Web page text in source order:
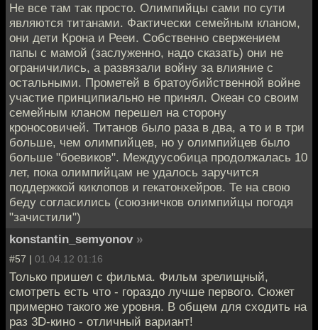
Не все там так просто. Олимпийцы сами по сути
являются титанами. Фактически семейным кланом,
они дети Крона и Рееи. Собственно свержением
папы с мамой (заслуженно, надо сказать) они не
ограничились, а развязали войну за влияние с
остальными. Прометей в братоубийственной войне
участие принципиально не принял. Океан со своим
семейным кланом перешел на сторону
кроносовичей. Титанов было раза в два, а то и в три
больше, чем олимпийцев, но у олимпийцев было
больше "боевиков". Междуусобица продолжалась 10
лет, пока олимпийцам не удалось заручится
поддержкой киклопов и гекатонхейров. Те на свою
беду согласились (союзничков олимпийцы погодя
"зачистили")
konstantin_semyonov »
#57 | 01.04.12 01:16
Только пришел с фильма. Фильм зрелищный,
смотреть есть что - гораздо лучше первого. Сюжет
примерно такого же уровня. В общем для сходить на
раз 3D-кино - отличный вариант!